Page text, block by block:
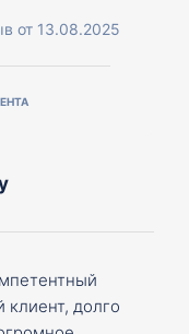
от 13.08.2025
долго